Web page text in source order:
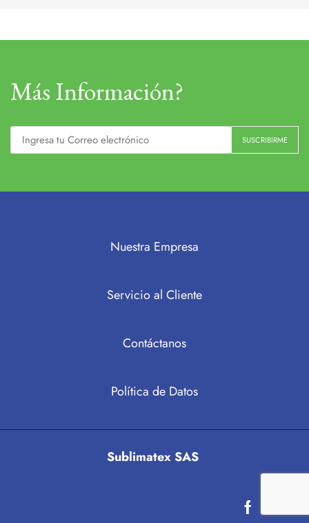
Más Información?
Nuestra Empresa
Servicio al Cliente
Contáctanos
Política de Datos
Sublimatex SAS